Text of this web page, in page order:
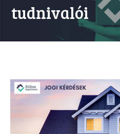
tudnivalói